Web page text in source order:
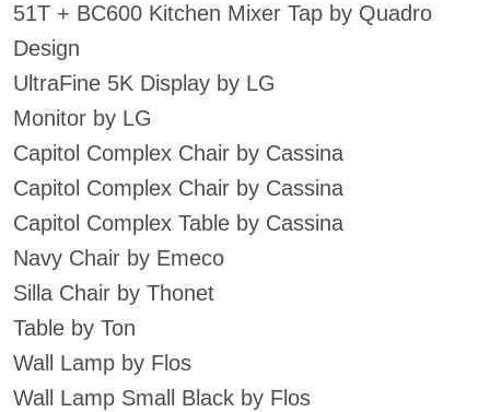
51T + BC600 Kitchen Mixer Tap by Quadro
Design
UltraFine 5K Display by LG
Monitor by LG
Capitol Complex Chair by Cassina
Capitol Complex Chair by Cassina
Capitol Complex Table by Cassina
Navy Chair by Emeco
Silla Chair by Thonet
Table by Ton
Wall Lamp by Flos
Wall Lamp Small Black by Flos